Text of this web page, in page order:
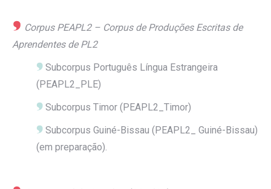
Corpus PEAPL2– Corpusde Produções Escritas de
Aprendentes de PL2
Subcorpus Português Língua Estrangeira
( PEAPL2_PLE)
Subcorpus Timor ( PEAPL2_Timor)
Subcorpus Guiné-Bissau (PEAPL2_ Guiné-Bissau)
(em preparação).